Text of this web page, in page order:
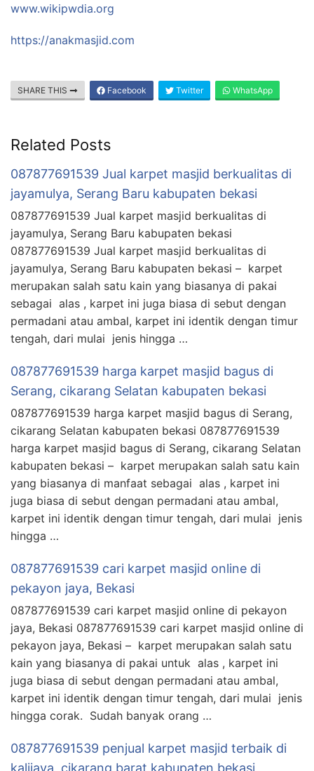
www.wikipwdia.org
https://anakmasjid.com
SHARE THIS Facebook Twitter WhatsApp
Related Posts
087877691539 Jual karpet masjid berkualitas di
jayamulya, Serang Baru kabupaten bekasi
087877691539 Jual karpet masjid berkualitas di
jayamulya, Serang Baru kabupaten bekasi
087877691539 Jual karpet masjid berkualitas di
jayamulya, Serang Baru kabupaten bekasi – karpet
merupakan salah satu kain yang biasanya di pakai
sebagai alas , karpet ini juga biasa di sebut dengan
permadani atau ambal, karpet ini identik dengan timur
tengah, dari mulai jenis hingga …
087877691539 harga karpet masjid bagus di
Serang, cikarang Selatan kabupaten bekasi
087877691539 harga karpet masjid bagus di Serang,
cikarang Selatan kabupaten bekasi 087877691539
harga karpet masjid bagus di Serang, cikarang Selatan
kabupaten bekasi – karpet merupakan salah satu kain
yang biasanya di manfaat sebagai alas , karpet ini
juga biasa di sebut dengan permadani atau ambal,
karpet ini identik dengan timur tengah, dari mulai jenis
hingga …
087877691539 cari karpet masjid online di
pekayon jaya, Bekasi
087877691539 cari karpet masjid online di pekayon
jaya, Bekasi 087877691539 cari karpet masjid online di
pekayon jaya, Bekasi – karpet merupakan salah satu
kain yang biasanya di pakai untuk alas , karpet ini
juga biasa di sebut dengan permadani atau ambal,
karpet ini identik dengan timur tengah, dari mulai jenis
hingga corak. Sudah banyak orang …
087877691539 penjual karpet masjid terbaik di
kalijaya, cikarang barat kabupaten bekasi